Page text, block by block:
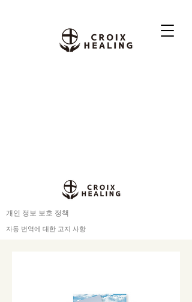
개인 정보 보호 정책
자동 번역에 대한 고지 사항